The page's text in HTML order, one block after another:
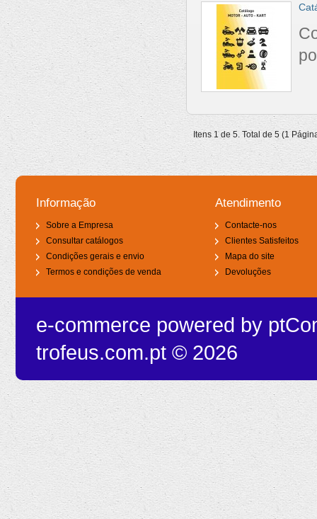
Itens 1 de 5. Total de 5 (1
Informação
Sobre a Empresa
Consultar catálogos
Condições gerais e envio
Termos e condições de venda
Atendimento
Contacte-nos
Clientes Satisfeitos
Mapa do site
Devoluções
e-commerce powered by
trofeus.com.pt © 2026